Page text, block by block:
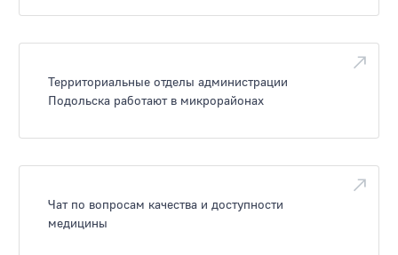
Территориальные отделы администрации
Подольска работают в микрорайонах
Чат по вопросам качества и доступности
медицины